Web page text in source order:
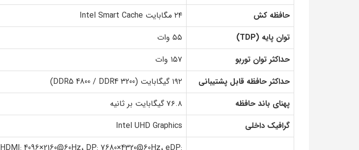
حافظه کش
۲۴ مگابایت Intel Smart Cache
توان پایه (TDP)
۵۵ وات
حداکثر توان توربو
۱۵۷ وات
حداکثر حافظه قابل پشتیبانی
۱۹۲ گیگابایت (DDR5 4800 / DDR4 3200)
پهنای باند حافظه
۷۶.۸ گیگابایت بر ثانیه
گرافیک داخلی
Intel UHD Graphics